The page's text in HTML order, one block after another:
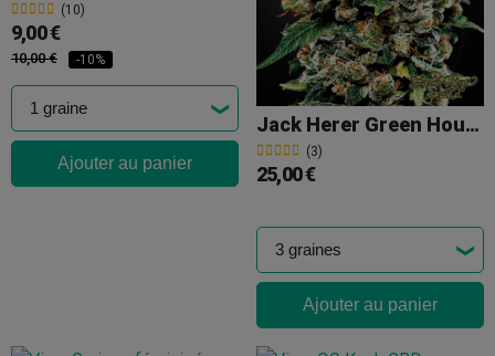
(10)
9,00 €
10,00 € -10%
Ajouter au panier
Jack Herer Green House Seeds
(3)
25,00 €
Ajouter au panier